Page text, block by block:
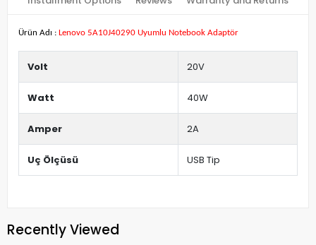
Ürün Adı : Lenovo 5A10J40290 Uyumlu Notebook Adaptör
Volt 20V
Watt 40W
Amper 2A
Uç Ölçüsü USB Tip
Recently Viewed